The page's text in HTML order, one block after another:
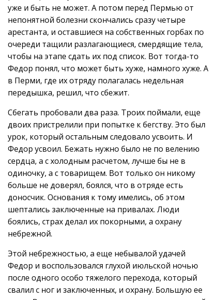
уже и быть не может. А потом перед Пермью от
непонятной болезни скончались сразу четыре
арестанта, и оставшиеся на собственных горбах по
очереди тащили разлагающиеся, смердящие тела,
чтобы на этапе сдать их под список. Вот тогда-то
Федор понял, что может быть хуже, намного хуже. А
в Перми, где их отряду полагалась недельная
передышка, решил, что сбежит.
Сбегать пробовали два раза. Троих поймали, еще
двоих пристрелили при попытке к бегству. Это был
урок, который остальным следовало усвоить. И
Федор усвоил. Бежать нужно было не по велению
сердца, а с холодным расчетом, лучше бы не в
одиночку, а с товарищем. Вот только он никому
больше не доверял, боялся, что в отряде есть
доносчик. Основания к тому имелись, об этом
шептались заключенные на привалах. Люди
боялись, страх делал их покорными, а охрану
небрежной.
Этой небрежностью, а еще небывалой удачей
Федор и воспользовался глухой июльской ночью
после одного особо тяжелого перехода, который
свалил с ног и заключенных, и охрану. Большую ее